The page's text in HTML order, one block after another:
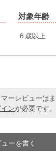
対象年齢
６歳以上
ーレビューはま
ンが必要です。
ーを書く